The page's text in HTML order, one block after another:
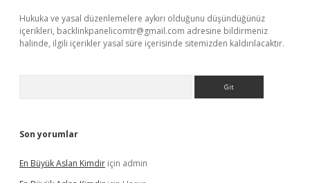
Hukuka ve yasal düzenlemelere aykırı olduğunu düşündüğünüz
içerikleri, backlinkpanelicomtr@gmail.com adresine bildirmeniz
halinde, ilgili içerikler yasal süre içerisinde sitemizden kaldırılacaktır.
Son yorumlar
En Büyük Aslan Kimdir için admin